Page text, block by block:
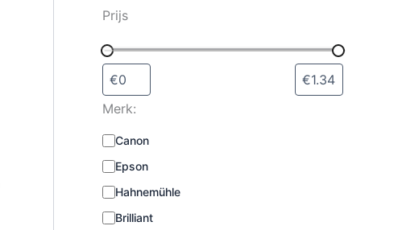
s
l
e
t
e
e
n
Prijs
Merk:
M
r
k
:
Canon
Epson
Hahnemühle
Brilliant